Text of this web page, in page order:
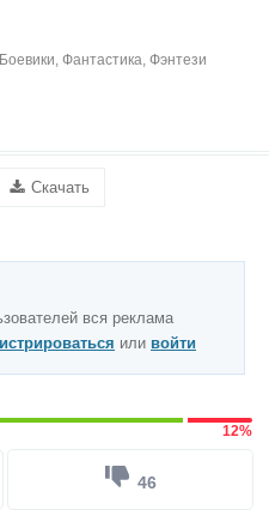
Фантастика, Фэнтези
Скачать
вся реклама
или войти
12%
46